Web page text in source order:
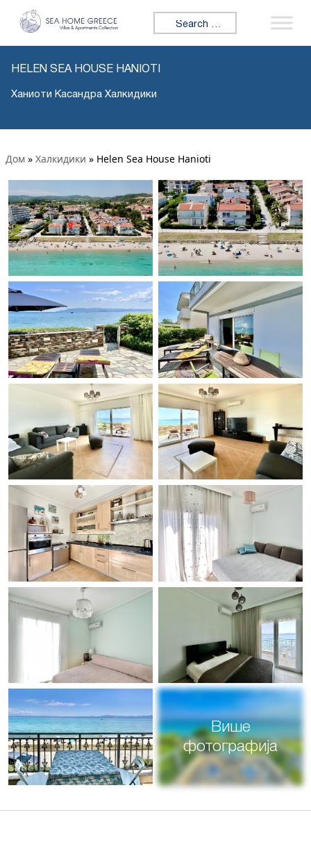
Search for:
HELEN SEA HOUSE HANIOTI
Ханиоти Касандра Халкидики
Дом » Халкидики » Helen Sea House Hanioti
Више
фотографија